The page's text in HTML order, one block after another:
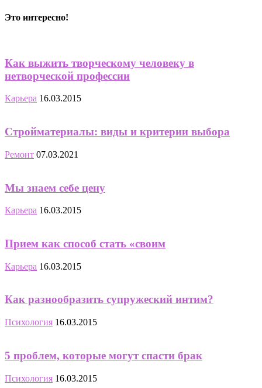
Это интересно!
Как выжить творческому человеку в
нетворческой профессии
Карьера 16.03.2015
Стройматериалы: виды и критерии выбора
Ремонт 07.03.2021
Мы знаем себе цену
Карьера 16.03.2015
Прием как способ стать «своим
Карьера 16.03.2015
Как разнообразить супружеский интим?
Психология 16.03.2015
5 проблем, которые могут спасти брак
Психология 16.03.2015